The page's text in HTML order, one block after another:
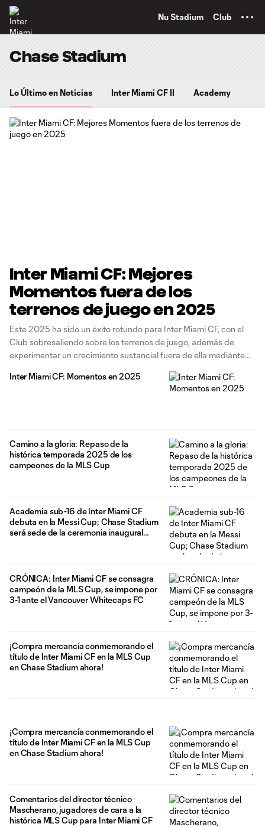
Nu Stadium Club
Chase Stadium
Lo Último en Noticias Inter Miami CF II Academy
Inter Miami CF: Mejores
Momentos fuera de los
terrenos de juego en 2025
Este 2025 ha sido un éxito rotundo para Inter Miami CF, con el
Club sobresaliendo sobre los terrenos de juego, además de
experimentar un crecimiento sustancial fuera de ella mediante
vistazo a los Mejores Momentos en el Chase Stadium, Mejores
Inter Miami CF: Momentos en 2025
Camino a la gloria: Repaso de la
histórica temporada 2025 de los
campeones de la MLS Cup
Academia sub-16 de Inter Miami CF
debuta en la Messi Cup; Chase Stadium
será sede de la ceremonia inaugural
CRÓNICA: Inter Miami CF se consagra
campeón de la MLS Cup, se impone por
3-1 ante el Vancouver Whitecaps FC
¡Compra mercancía conmemorando el
título de Inter Miami CF en la MLS Cup
en Chase Stadium ahora!
¡Compra mercancía conmemorando el
título de Inter Miami CF en la MLS Cup
en Chase Stadium ahora!
Comentarios del director técnico
Mascherano, jugadores de cara a la
histórica MLS Cup para Inter Miami CF